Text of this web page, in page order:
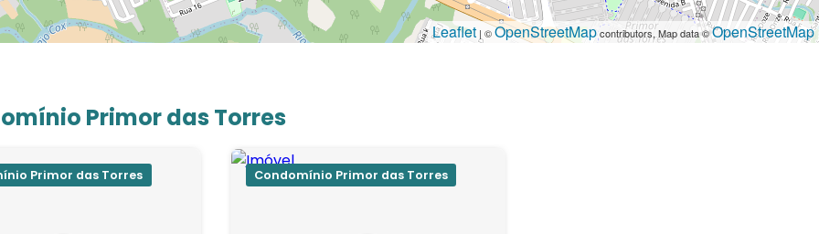
Leaflet | ©OpenStreetMapcontributors, Map data ©OpenStreetMap
Primor das Torres
Primor das Torres Condomínio Primor das Torres